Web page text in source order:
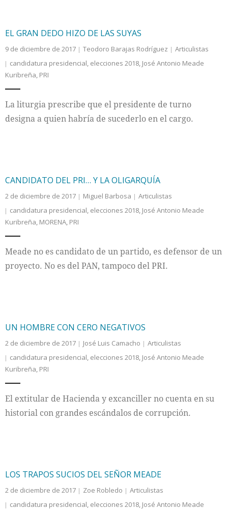
EL GRAN DEDO HIZO DE LAS SUYAS
9 de diciembre de 2017 Teodoro Barajas Rodríguez
Articulistas
candidatura presidencial, elecciones 2018, José Antonio Meade
Kuribreña, PRI
La liturgia prescribe que el presidente de turno
designa a quien habría de sucederlo en el cargo.
CANDIDATO DEL PRI… Y LA OLIGARQUÍA
2 de diciembre de 2017 Miguel Barbosa
Articulistas
candidatura presidencial, elecciones 2018, José Antonio Meade
Kuribreña, MORENA, PRI
Meade no es candidato de un partido, es defensor de un
proyecto. No es del PAN, tampoco del PRI.
UN HOMBRE CON CERO NEGATIVOS
2 de diciembre de 2017 José Luis Camacho
Articulistas
candidatura presidencial, elecciones 2018, José Antonio Meade
Kuribreña, PRI
El extitular de Hacienda y excanciller no cuenta en su
historial con grandes escándalos de corrupción.
LOS TRAPOS SUCIOS DEL SEÑOR MEADE
2 de diciembre de 2017 Zoe Robledo
Articulistas
candidatura presidencial, elecciones 2018, José Antonio Meade